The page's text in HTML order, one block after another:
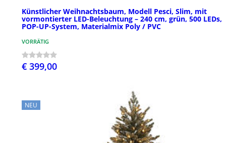
Künstlicher Weihnachtsbaum, Modell Pesci, Slim, mit
vormontierter LED-Beleuchtung – 240 cm, grün, 500 LEDs,
POP-UP-System, Materialmix Poly / PVC
VORRÄTIG
€ 399,00
NEU